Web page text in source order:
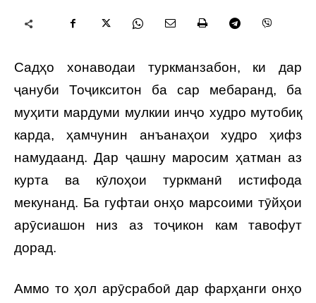
Садҳо хонаводаи туркманзабон, ки дар
ҷануби Тоҷикситон ба сар мебаранд, ба
муҳити мардуми мулкии инҷо худро мутобиқ
карда, ҳамчунин анъанаҳои худро ҳифз
намудаанд. Дар ҷашну маросим ҳатман аз
курта ва кӯлоҳои туркманӣ истифода
мекунанд. Ба гуфтаи онҳо марсоими тӯйҳои
арӯсиашон низ аз тоҷикон кам тавофут
дорад.
Аммо то ҳол арӯсрабоӣ дар фарҳанги онҳо